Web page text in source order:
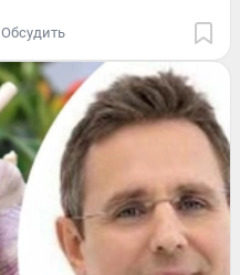
Обсудить